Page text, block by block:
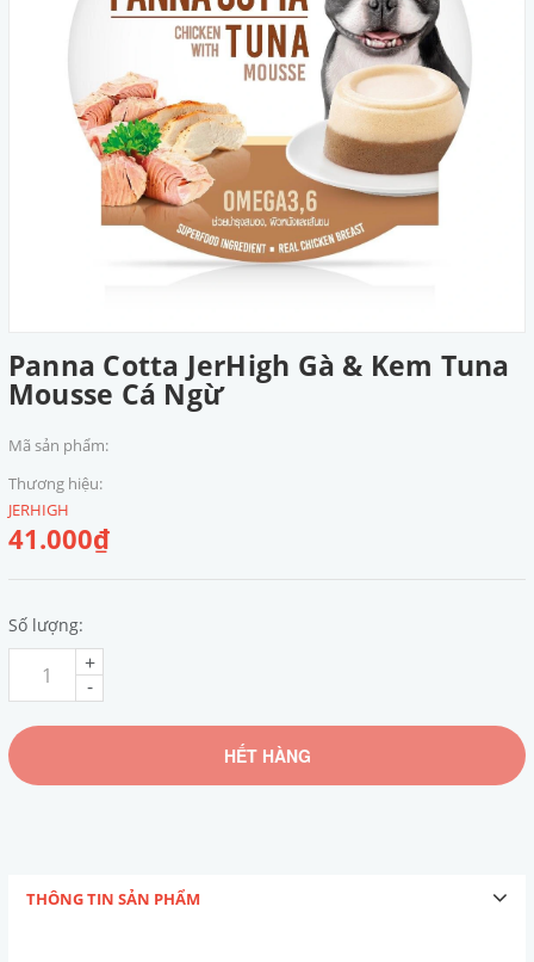
Panna Cotta JerHigh Gà & Kem Tuna
Mousse Cá Ngừ
Mã sản phẩm:
Thương hiệu:
JERHIGH
41.000₫
Số lượng:
-
+
HẾT HÀNG
THÔNG TIN SẢN PHẨM